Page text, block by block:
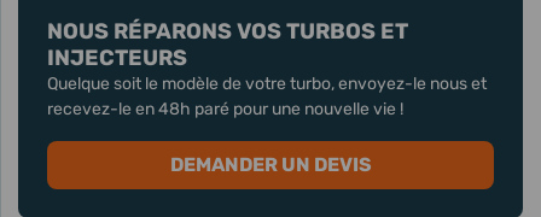
NOUS RÉPARONS VOS TURBOS ET
INJECTEURS
Quelque soit le modèle de votre turbo, envoyez-le nous et
recevez-le en 48h paré pour une nouvelle vie !
DEMANDER UN DEVIS